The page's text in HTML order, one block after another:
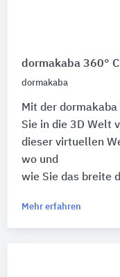
dormakaba 360°
dormakaba
Mit der
Sie in die 3D Welt
dieser virtuellen
wo und
wie Sie das breite
Mehr erfahren